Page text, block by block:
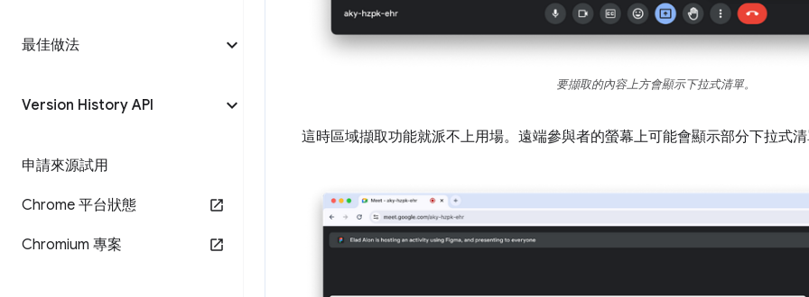
最佳做法
Version History API
申請來源試用
Chrome 平台狀態
Chromium 專案
要擷取的內容上方會顯示下拉式清單。
這時區域擷取功能就派不上用場。遠端參與者的螢幕上可能會顯示部分下拉式